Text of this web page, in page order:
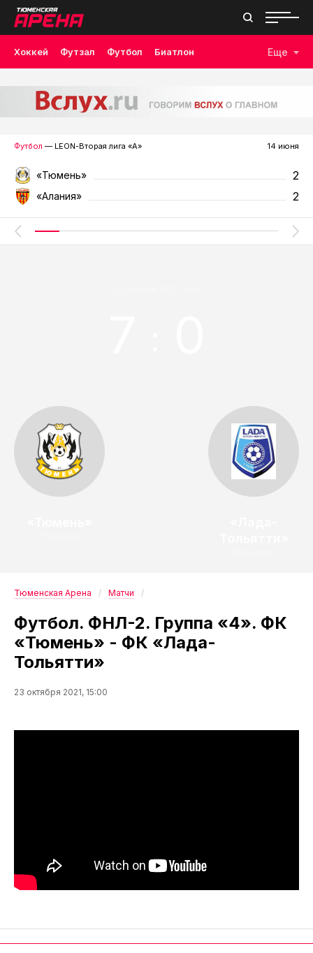
Хоккей Футзал Футбол Биатлон Еще
Футбол — LEON-Вторая лига «А» 14 июня
«Тюмень» 2
«Алания» 2
Тюменская Арена Матчи
Футбол. ФНЛ-2. Группа «4». ФК
«Тюмень» - ФК «Лада-
Тольятти»
23 октября 2021, 15:00